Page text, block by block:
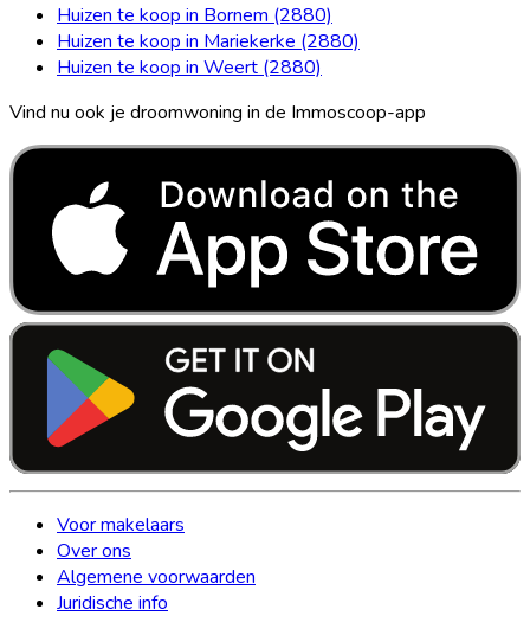
Huizen te koop in Bornem (2880)
Huizen te koop in Mariekerke (2880)
Huizen te koop in Weert (2880)
Vind nu ook je droomwoning in de Immoscoop-app
Voor makelaars
Over ons
Algemene voorwaarden
Juridische info